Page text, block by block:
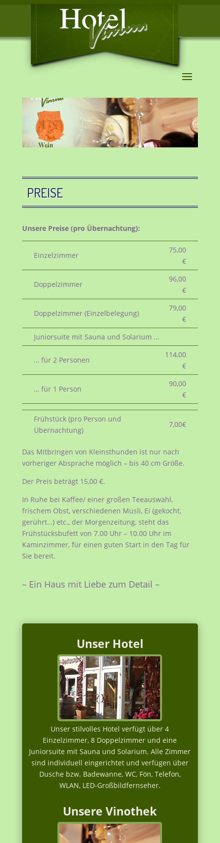
PREISE
Unsere Preise (pro Übernachtung):
Einzelzimmer
75,00
€
Doppelzimmer
96,00
€
Doppelzimmer (Einzelbelegung)
79,00
€
Juniorsuite mit Sauna und Solarium …
… für 2 Personen
114,00
€
… für 1 Person
90,00
€
Frühstück (pro Person und
Übernachtung)
7,00€
Das Mitbringen von Kleinsthunden ist nur nach
vorheriger Absprache möglich – bis 40 cm Größe.
Der Preis beträgt 15,00 €.
In Ruhe bei Kaffee/ einer großen Teeauswahl,
frischem Obst, verschiedenen Müsli, Ei (gekocht,
gerührt…) etc., der Morgenzeitung, steht das
Frühstücksbufett von 7.00 Uhr – 10.00 Uhr im
Kaminzimmer, für einen guten Start in den Tag für
Sie bereit.
– Ein Haus mit Liebe zum Detail –
Unser Hotel
Unser stilvolles Hotel verfügt über 4
Einzelzimmer, 8 Doppelzimmer und eine
Juniorsuite mit Sauna und Solarium. Alle Zimmer
sind individuell eingerichtet und verfügen über
Dusche bzw. Badewanne, WC, Fön, Telefon,
WLAN, LED-Großbildfernseher.
Unsere Vinothek